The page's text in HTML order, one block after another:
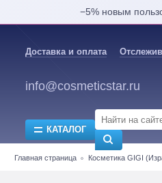
−5% новым
Доставка и оплата
info@cosmeticstar.ru
КАТАЛОГ
Главная страница Косметика GIGI